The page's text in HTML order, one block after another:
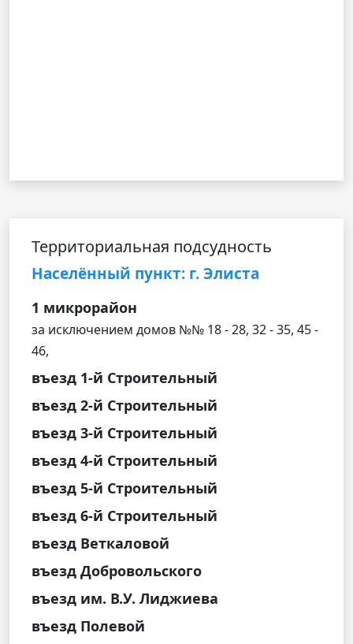
Территориальная подсудность
Населённый пункт: г. Элиста
1 микрорайон
за исключением домов №№ 18 - 28, 32 - 35, 45 -
46,
въезд 1-й Строительный
въезд 2-й Строительный
въезд 3-й Строительный
въезд 4-й Строительный
въезд 5-й Строительный
въезд 6-й Строительный
въезд Веткаловой
въезд Добровольского
въезд им. В.У. Лиджиева
въезд Полевой